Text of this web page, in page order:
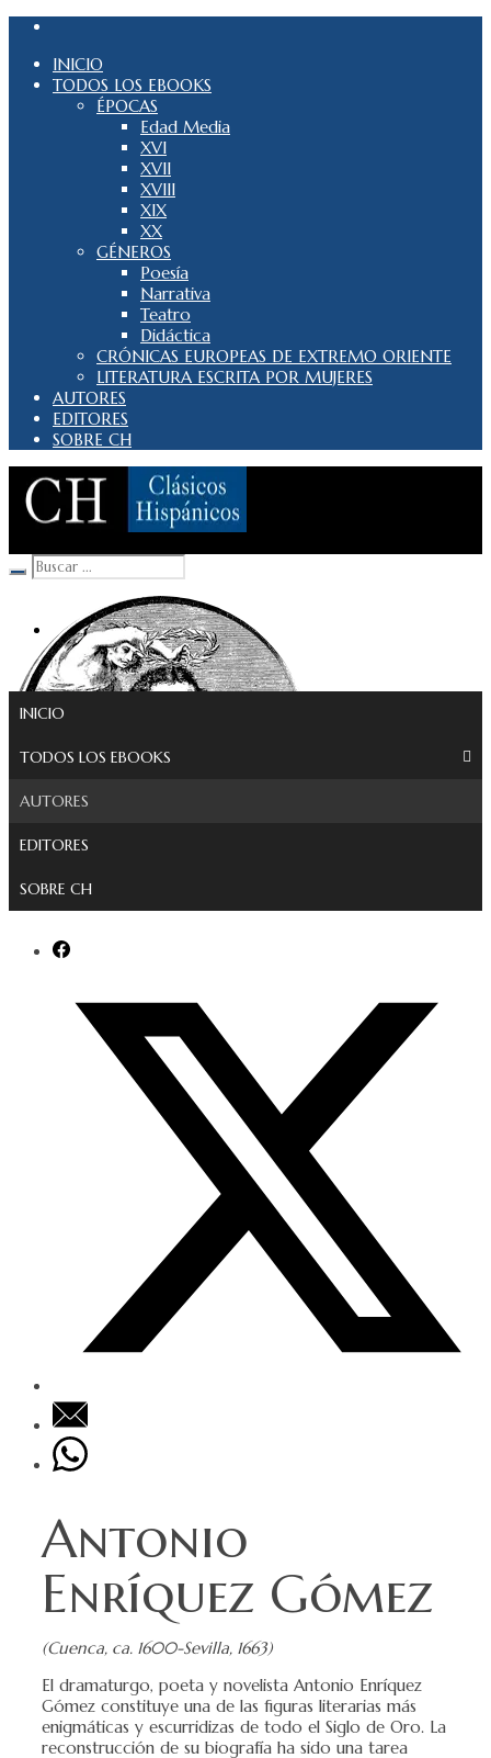
INICIO
TODOS LOS EBOOKS
ÉPOCAS
Edad Media
XVI
XVII
XVIII
XIX
XX
GÉNEROS
Poesía
Narrativa
Teatro
Didáctica
CRÓNICAS EUROPEAS DE EXTREMO ORIENTE
LITERATURA ESCRITA POR MUJERES
AUTORES
EDITORES
SOBRE CH
INICIO
TODOS LOS EBOOKS
AUTORES
EDITORES
SOBRE CH
Antonio
Enríquez Gómez
(Cuenca, ca. 1600-Sevilla, 1663)
El dramaturgo, poeta y novelista Antonio Enríquez
Gómez constituye una de las figuras literarias más
enigmáticas y escurridizas de todo el Siglo de Oro. La
reconstrucción de su biografía ha sido una tarea